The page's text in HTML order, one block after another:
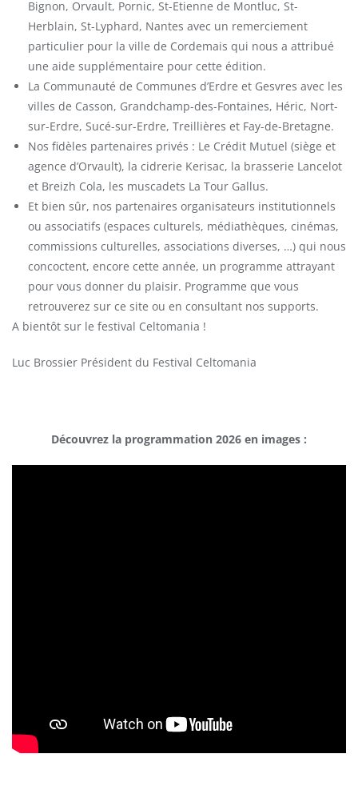
Bignon, Orvault, Pornic, St-Etienne de Montluc, St-
Herblain, St-Lyphard, Nantes avec un remerciement
particulier pour la ville de Cordemais qui nous a attribué
une aide supplémentaire pour cette édition.
La Communauté de Communes d’Erdre et Gesvres avec les
villes de Casson, Grandchamp-des-Fontaines, Héric, Nort-
sur-Erdre, Sucé-sur-Erdre, Treillières et Fay-de-Bretagne.
Nos fidèles partenaires privés : Le Crédit Mutuel (siège et
agence d’Orvault), la cidrerie Kerisac, la brasserie Lancelot
et Breizh Cola, les muscadets La Tour Gallus.
Et bien sûr, nos partenaires organisateurs institutionnels
ou associatifs (espaces culturels, médiathèques, cinémas,
commissions culturelles, associations diverses, …) qui nous
concoctent, encore cette année, un programme attrayant
pour vous donner du plaisir. Programme que vous
retrouverez sur ce site ou en consultant nos supports.
A bientôt sur le festival Celtomania !
Luc Brossier Président du Festival Celtomania
Découvrez la programmation 2026 en images :